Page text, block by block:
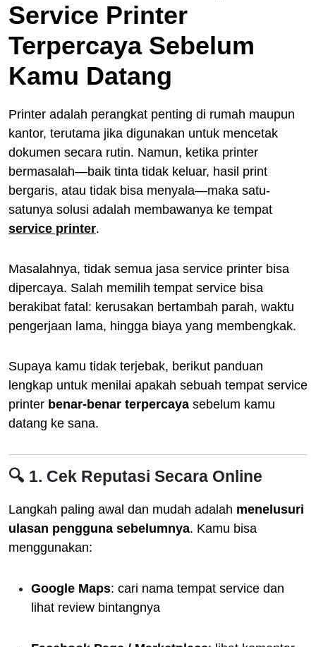
Service Printer
Terpercaya Sebelum
Kamu Datang
Printer adalah perangkat penting di rumah maupun
kantor, terutama jika digunakan untuk mencetak
dokumen secara rutin. Namun, ketika printer
bermasalah—baik tinta tidak keluar, hasil print
bergaris, atau tidak bisa menyala—maka satu-
satunya solusi adalah membawanya ke tempat
service printer.
Masalahnya, tidak semua jasa service printer bisa
dipercaya. Salah memilih tempat service bisa
berakibat fatal: kerusakan bertambah parah, waktu
pengerjaan lama, hingga biaya yang membengkak.
Supaya kamu tidak terjebak, berikut panduan
lengkap untuk menilai apakah sebuah tempat service
printer benar-benar terpercaya sebelum kamu
datang ke sana.
🔍 1. Cek Reputasi Secara Online
Langkah paling awal dan mudah adalah menelusuri
ulasan pengguna sebelumnya. Kamu bisa
menggunakan:
Google Maps: cari nama tempat service dan
lihat review bintangnya